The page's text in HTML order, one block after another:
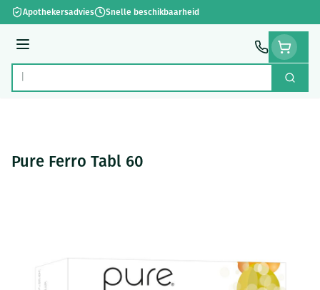
Ga naar de inhoud
Apothekersadvies Snelle beschikbaarheid
Menu
Product, merk, categorie... Zoek
Pure Ferro Tabl 60